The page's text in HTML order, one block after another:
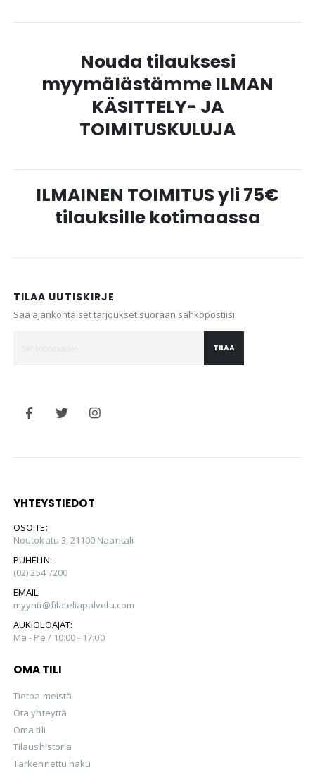
Nouda tilauksesi
myymälästämme ILMAN
KÄSITTELY- JA
TOIMITUSKULUJA
ILMAINEN TOIMITUS yli 75€
tilauksille kotimaassa
TILAA UUTISKIRJE
Saa ajankohtaiset tarjoukset suoraan sähköpostiisi.
TILAA
YHTEYSTIEDOT
OSOITE:
Noutokatu 3, 21100 Naantali
PUHELIN:
(02) 254 7200
EMAIL:
myynti@filateliapalvelu.com
AUKIOLOAJAT:
Ma - Pe / 10:00 - 17:00
OMA TILI
Tietoa meistä
Ota yhteyttä
Oma tili
Tilaushistoria
Tarkennettu haku